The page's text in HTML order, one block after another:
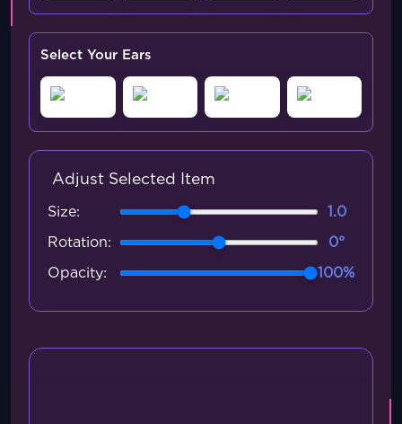
Select Your Ears
Adjust Selected Item
Size:
1.0
Rotation:
0°
Opacity:
100%